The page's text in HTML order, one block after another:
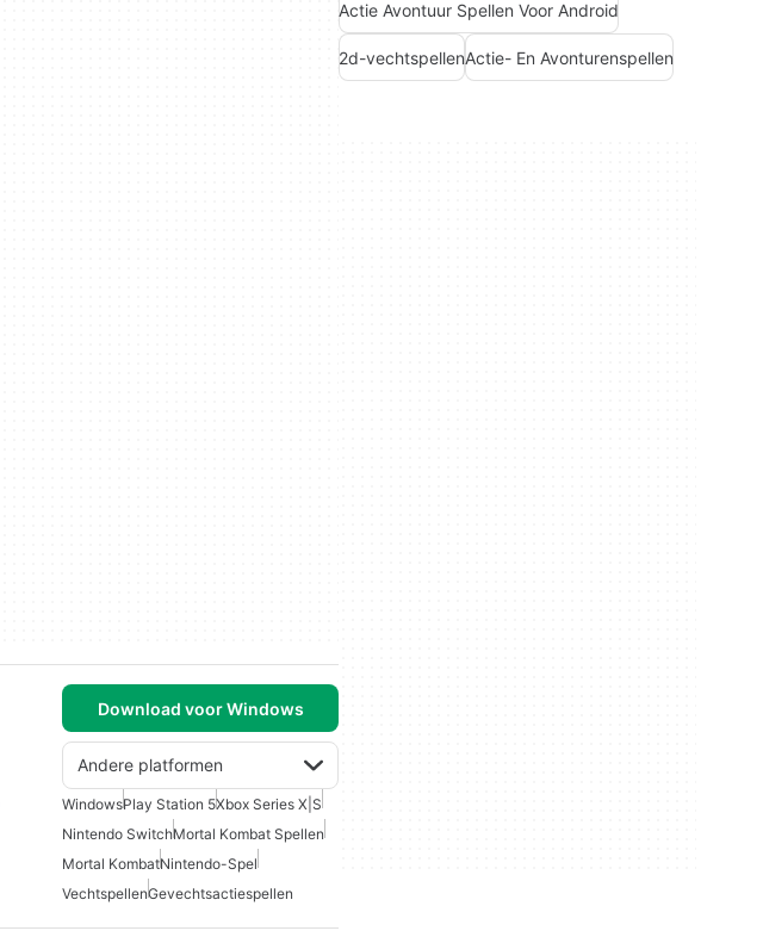
Download voor Windows
Andere platformen
WindowsPlay Station 5Xbox Series X|S
Nintendo SwitchMortal Kombat Spellen
Mortal KombatNintendo-Spel
VechtspellenGevechtsactiespellen
Actie Avontuur Spellen Voor Android
2d-vechtspellenActie- En Avonturenspellen